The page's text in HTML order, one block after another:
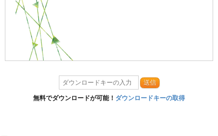
送信
無料でダウンロードが可能！ ダウンロードキーの取得